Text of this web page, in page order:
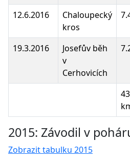
12.6.2016
Chaloupecký
kros
19.3.2016
Josefův běh
v
Cerhovicích
2015: Závodil v
Zobrazit tabulku 2015